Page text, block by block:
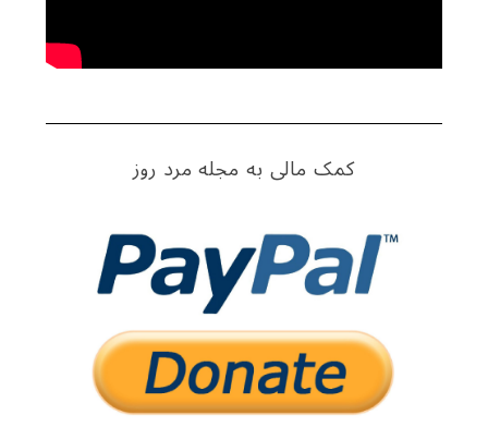
کمک مالی به مجله مرد روز
c
f